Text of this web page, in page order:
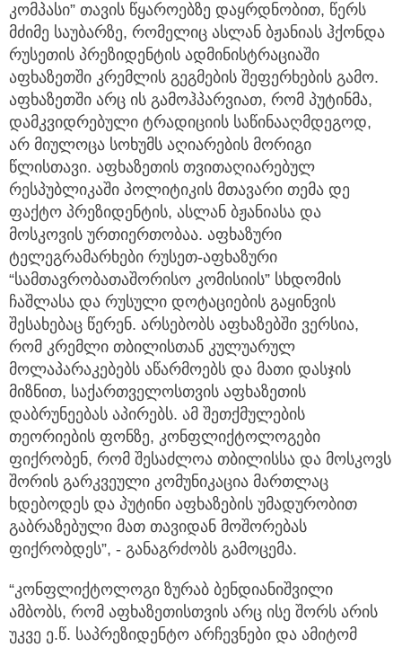
კომპასი” თავის წყაროებზე დაყრდნობით, წერს
მძიმე საუბარზე, რომელიც ასლან ბჟანიას ჰქონდა
რუსეთის პრეზიდენტის ადმინისტრაციაში
აფხაზეთში კრემლის გეგმების შეფერხების გამო.
აფხაზეთში არც ის გამოჰპარვიათ, რომ პუტინმა,
დამკვიდრებული ტრადიციის საწინააღმდეგოდ,
არ მიულოცა სოხუმს აღიარების მორიგი
წლისთავი. აფხაზეთის თვითაღიარებულ
რესპუბლიკაში პოლიტიკის მთავარი თემა დე
ფაქტო პრეზიდენტის, ასლან ბჟანიასა და
მოსკოვის ურთიერთობაა. აფხაზური
ტელეგრამარხები რუსეთ-აფხაზური
“სამთავრობათაშორისო კომისიის” სხდომის
ჩაშლასა და რუსული დოტაციების გაყინვის
შესახებაც წერენ. არსებობს აფხაზებში ვერსია,
რომ კრემლი თბილისთან კულუარულ
მოლაპარაკებებს აწარმოებს და მათი დასჯის
მიზნით, საქართველოსთვის აფხაზეთის
დაბრუნეებას აპირებს. ამ შეთქმულების
თეორიების ფონზე, კონფლიქტოლოგები
ფიქრობენ, რომ შესაძლოა თბილისსა და მოსკოვს
შორის გარკვეული კომუნიკაცია მართლაც
ხდებოდეს და პუტინი აფხაზების უმადურობით
გაბრაზებული მათ თავიდან მოშორებას
ფიქრობდეს”, - განაგრძობს გამოცემა.
“კონფლიქტოლოგი ზურაბ ბენდიანიშვილი
ამბობს, რომ აფხაზეთისთვის არც ისე შორს არის
უკვე ე.წ. საპრეზიდენტო არჩევნები და ამიტომ